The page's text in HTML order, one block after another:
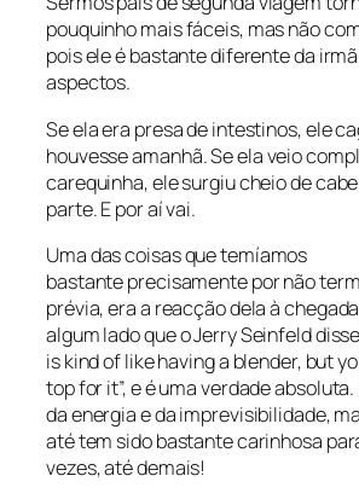
pouquinho mais fáceis, mas não
pois ele é bastante diferente da
aspectos.
Se ela era presa de intestinos, ele
houvesse amanhã. Se ela veio
carequinha, ele surgiu cheio de
parte. E por aí vai.
Uma das coisas que temíamos
bastante precisamente por não
prévia, era a reacção dela à
algum lado que o Jerry Seinfeld
is kind of like having a blender, but
top for it”, eé uma verdade absoluta.
da energia e da imprevisibilidade,
até tem sido bastante carinhosa
vezes, até demais!